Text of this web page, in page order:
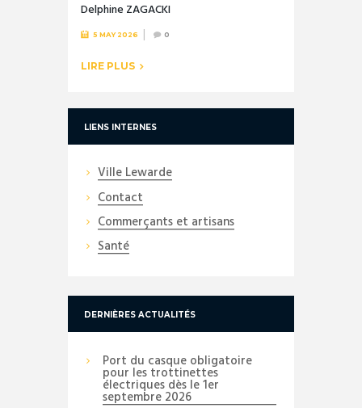
Delphine ZAGACKI
5 MAY 2026 0
LIRE PLUS
LIENS INTERNES
Ville Lewarde
Contact
Commerçants et artisans
Santé
DERNIÈRES ACTUALITÉS
Port du casque obligatoire
pour les trottinettes
électriques dès le 1er
septembre 2026